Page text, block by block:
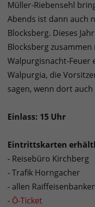
Müller-Riebensehl
Abends ist dann auch
Blocksberg. Dieses
Blocksberg
Walpurgisnacht-Feuer
Walpurgia, die
sagen, wenn dort
Einlass: 15 Uhr
Eintrittskarten
- Reisebüro Kirchberg
- Trafik Horngacher
- allen
- Ö-Ticket